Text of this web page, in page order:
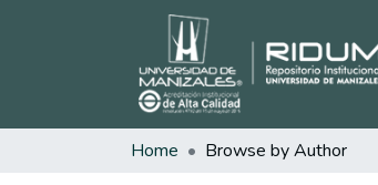
Home Browse by Author